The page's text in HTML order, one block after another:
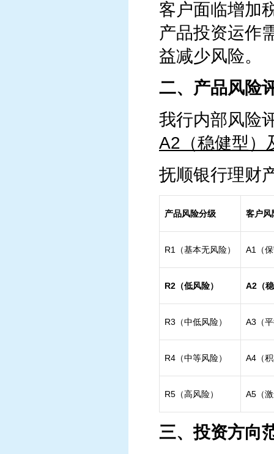
客户面临增加
产品投资运作
益减少风险。
二、产品风险
我行内部风险
A2（稳健型）
抚顺银行理财
产品风险分级 客户风
R1（基本无风险） A1（
R2（低风险） A2（
R3（中低风险） A3（
R4（中等风险） A4（
R5（高风险） A5（
三、投资方向